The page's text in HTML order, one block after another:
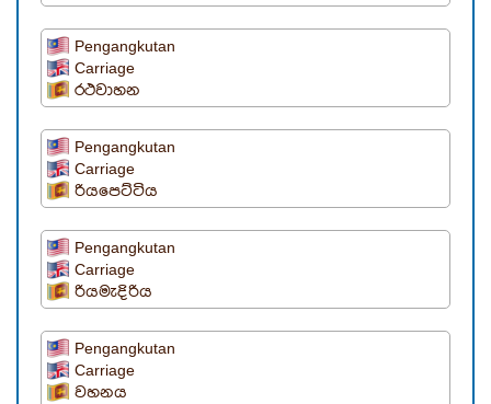
Pengangkutan
Carriage
රථවාහන
Pengangkutan
Carriage
රියපෙට්ටිය
Pengangkutan
Carriage
රියමැදිරිය
Pengangkutan
Carriage
වහනය